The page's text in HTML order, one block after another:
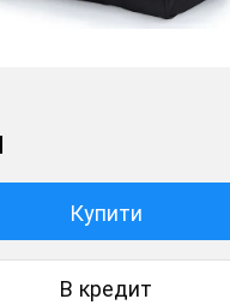
Купити
В кредит